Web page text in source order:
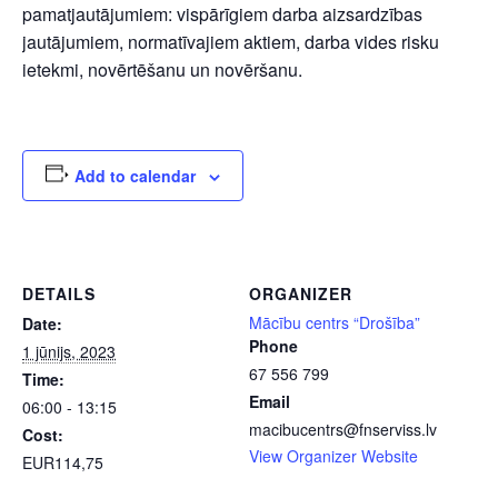
pamatjautājumiem: vispārīgiem darba aizsardzības
jautājumiem, normatīvajiem aktiem, darba vides risku
ietekmi, novērtēšanu un novēršanu.
Add to calendar
DETAILS
Date:
1 jūnijs, 2023
Time:
06:00 - 13:15
Cost:
EUR114,75
ORGANIZER
Mācību centrs “Drošība”
Phone
67 556 799
Email
macibucentrs@fnserviss.lv
View Organizer Website